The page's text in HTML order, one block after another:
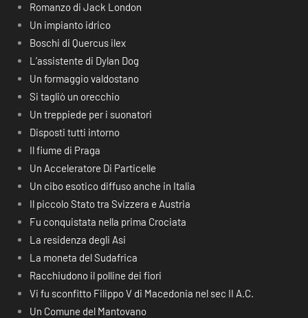
Romanzo di Jack London
Un impianto idrico
Boschi di Quercus ilex
L’assistente di Dylan Dog
Un formaggio valdostano
Si tagliò un orecchio
Un treppiede per i suonatori
Disposti tutti intorno
Il fiume di Praga
Un Acceleratore Di Particelle
Un cibo esotico diffuso anche in Italia
Il piccolo Stato tra Svizzera e Austria
Fu conquistata nella prima Crociata
La residenza degli Asi
La moneta del Sudafrica
Racchiudono il polline dei fiori
Vi fu sconfitto Filippo V di Macedonia nel sec II A.C.
Un Comune del Mantovano